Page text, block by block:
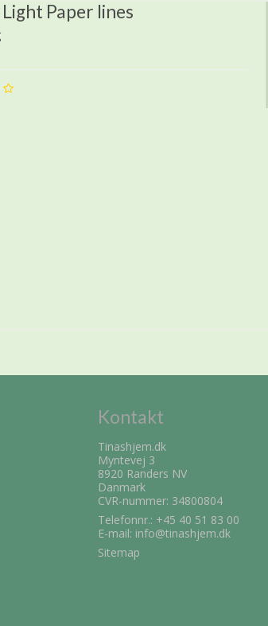
Paper lines
Kontakt
Tinashjem.dk
Myntevej 3
8920 Randers NV
Danmark
CVR-nummer: 34800804
Telefonnr.: +45 40 51 83 00
E-mail: info@tinashjem.dk
Sitemap